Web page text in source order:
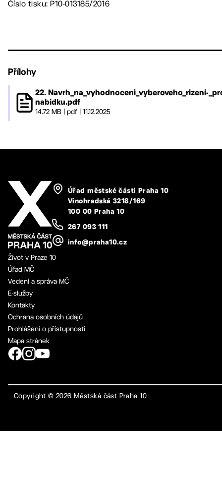
Číslo tisku: P10-013185/2016
Přílohy
22. Navrh_na_vyhodnoceni_vyberoveho_rizeni-
nabidku.pdf
14.72 MB |pdf |11.12.2025
Úřad městské části Praha 10
Vinohradská 3218/169
100 00 Praha 10
267 093 111
info@praha10.cz
Život v Praze 10
Úřad MČ
Vedení a správa MČ
E-služby
Kontakty
Ochrana osobních údajů
Prohlášení o přístupnosti
Mapa stránek
Copyright ©2026 Městská část Praha 10